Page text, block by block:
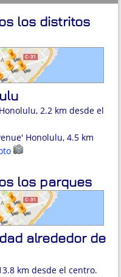
los distritos
2.2 km desde el
Honolulu, 4.5 km
los parques
alrededor de
km desde el centro.